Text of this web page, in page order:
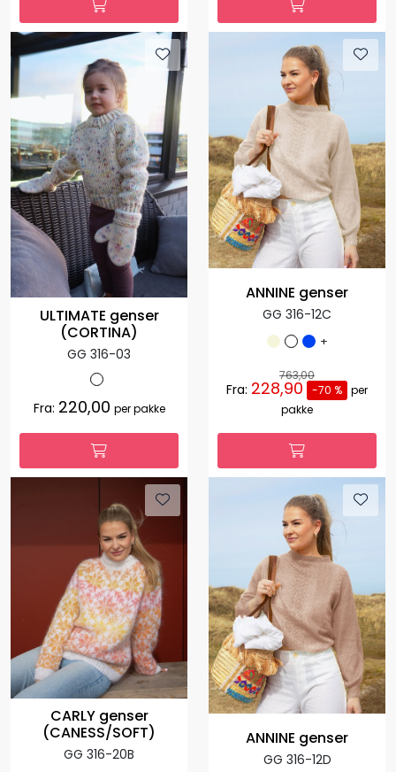
ULTIMATE genser
(CORTINA)
GG 316-03
Fra: 220,00 per pakke
ANNINE genser
GG 316-12C
+
763,00
Fra: 228,90 -70 % per
pakke
CARLY genser
(CANESS/SOFT)
GG 316-20B
ANNINE genser
GG 316-12D